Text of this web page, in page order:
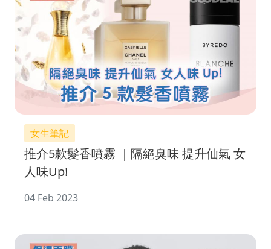
女生筆記
推介5款髮香噴霧 ｜隔絕臭味 提升仙氣 女
人味Up!
04 Feb 2023